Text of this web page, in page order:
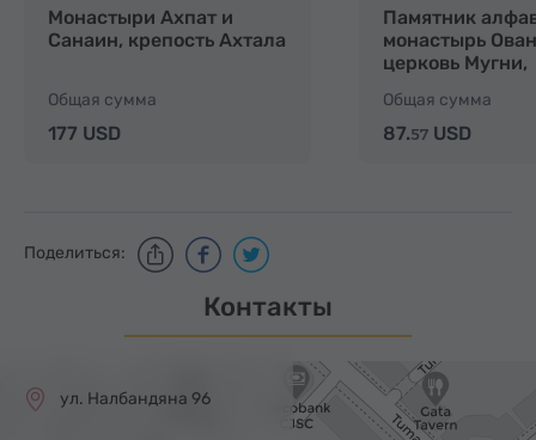
Монастыри Ахпат и
Санаин, крепость Ахтала
Общая сумма
177 USD
Памятник
монастырь
церковь Мугни,
Общая сумма
87.57 USD
Поделиться:
Контакты
ул. Налбандяна 96